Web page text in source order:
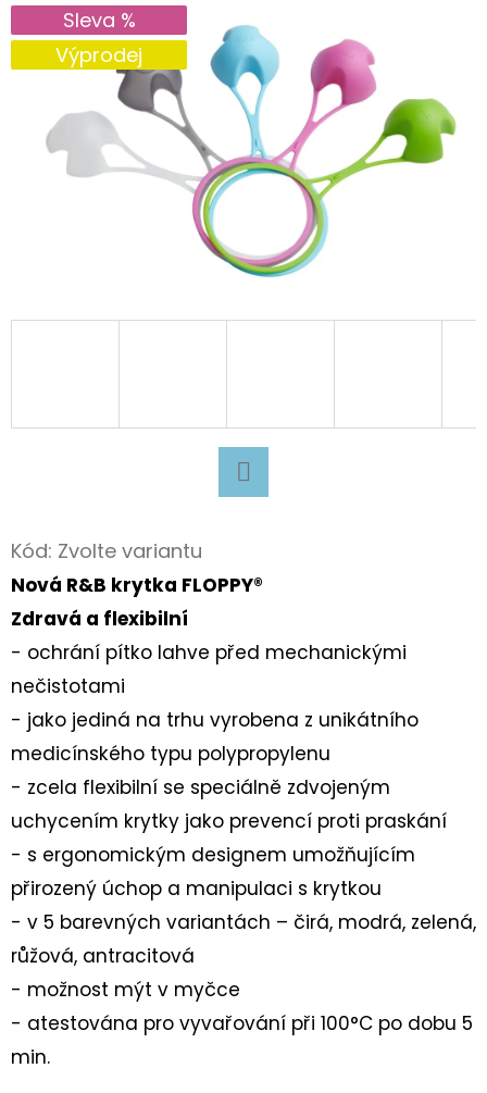
Sleva %
Výprodej
Kód: Zvolte variantu
Nová R&B krytka FLOPPY®
Zdravá a flexibilní
- ochrání pítko lahve před mechanickými
nečistotami
- jako jediná na trhu vyrobena z unikátního
medicínského typu polypropylenu
- zcela flexibilní se speciálně zdvojeným
uchycením krytky jako prevencí proti praskání
- s ergonomickým designem umožňujícím
přirozený úchop a manipulaci s krytkou
- v 5 barevných variantách – čirá, modrá, zelená,
růžová, antracitová
- možnost mýt v myčce
- atestována pro vyvařování při 100°C po dobu 5
min.
E
T
E
HLEDAT
D
O
P
O
R
U
U
J
E
M
E
BAVLNĚNÉ
TKANIČKY
PLOCHÉ
90CM
35
Kč